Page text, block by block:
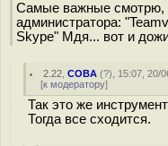
Самые важные смотрю,
администратора:
Skype" Мдя... вот и
2.22 ,COBA (?), 15:07, 20/
[к модератору]
Так это же
Тогда все сходится.